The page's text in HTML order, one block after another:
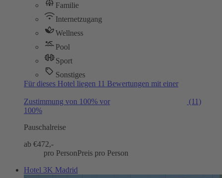
Familie
Internetzugang
Wellness
Pool
Sport
Sonstiges
Für dieses Hotel liegen 11 Bewertungen mit einer
Zustimmung von 100% vor
(11)
100%
Pauschalreise
ab €472,-
pro PersonPreis pro Person
Hotel 3K Madrid